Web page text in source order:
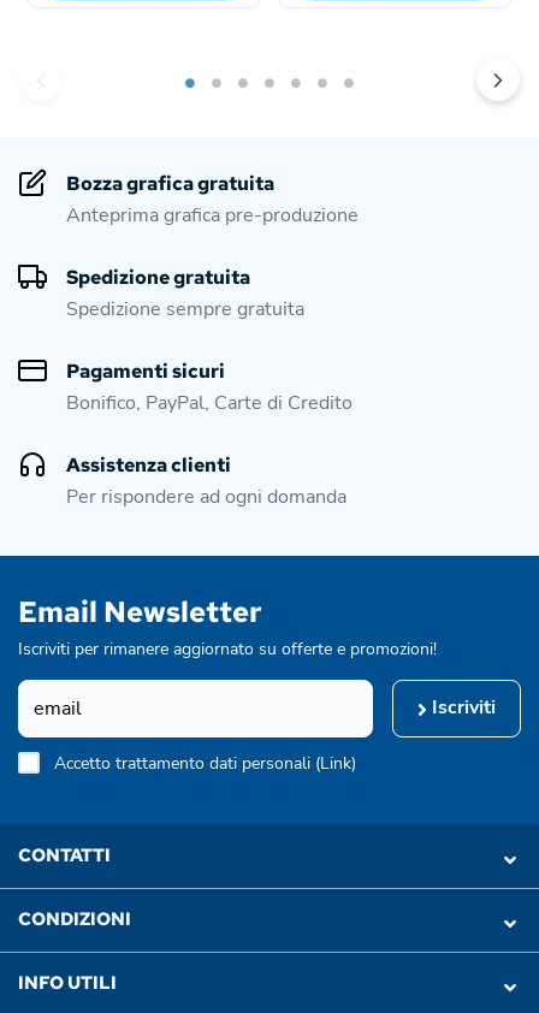
Bozza grafica gratuita
Anteprima grafica pre-produzione
Spedizione gratuita
Spedizione sempre gratuita
Pagamenti sicuri
Bonifico, PayPal, Carte di Credito
Assistenza clienti
Per rispondere ad ogni domanda
Email Newsletter
Iscriviti per rimanere aggiornato su offerte e promozioni!
Iscriviti
Accetto trattamento dati personali (Link)
CONTATTI
CONDIZIONI
INFO UTILI